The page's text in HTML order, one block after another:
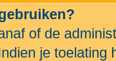
of de
je